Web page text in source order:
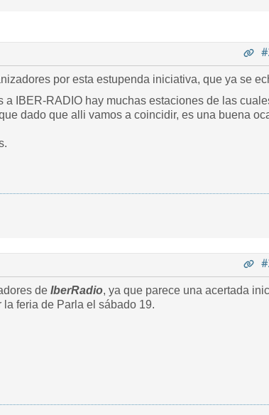
por esta estupenda iniciativa, que ya se
a IBER-RADIO hay muchas estaciones de las
dado que alli vamos a coincidir, es una buena
de IberRadio, ya que parece una acertada
feria de Parla el sábado 19.